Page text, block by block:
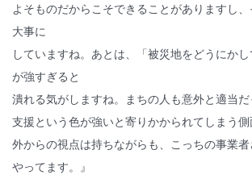
よそものだからこそできることがありますし
大事に
していますね。あとは、「被災地をどうにか
が強すぎると
潰れる気がしますね。まちの人も意外と適当だ
支援という色が強いと寄りかかられてしまう側
外からの視点は持ちながらも、こっちの事業
やってます。』